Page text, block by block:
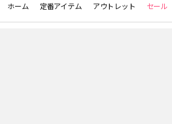
ホーム 定番アイテム アウトレット セール